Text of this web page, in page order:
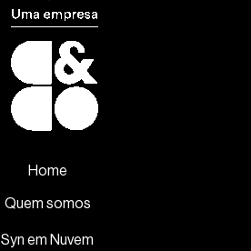
Home
Quem somos
Syn em Nuvem